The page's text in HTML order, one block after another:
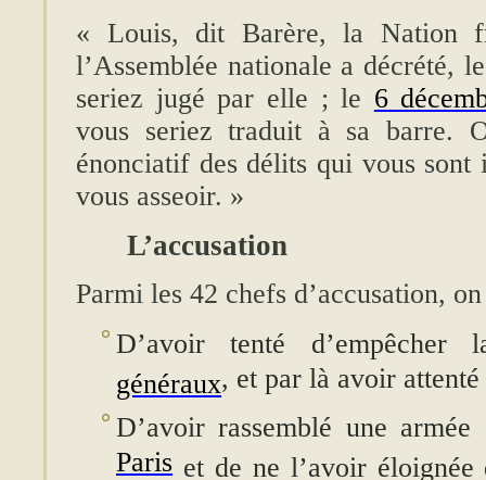
« Louis, dit Barère, la Nation
l’Assemblée nationale a décrété,
seriez jugé par elle ; le 6
vous seriez traduit à sa barre.
énonciatif des délits qui vous sont
vous asseoir. »
L’accusation
Parmi les 42 chefs d’accusation,
D’avoir tenté
généraux, et par là avoir
D’avoir rassemblé une
Paris et de ne l’avoir éloignée